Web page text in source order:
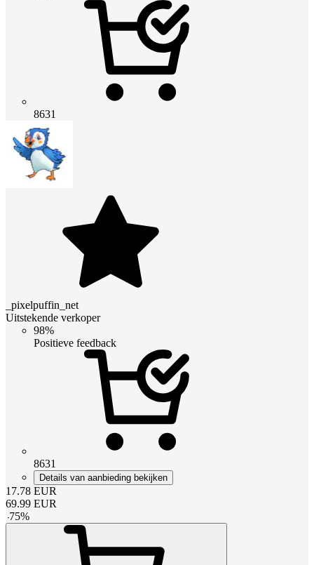
8631
_pixelpuffin_net
Uitstekende verkoper
98%
Positieve feedback
8631
Details van aanbieding bekijken
17.78 EUR
69.99 EUR
-75%